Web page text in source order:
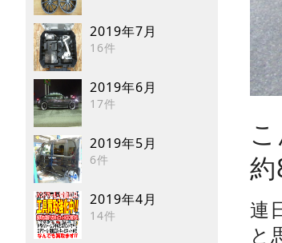
2019年7月
16件
2019年6月
17件
2019年5月
6件
2019年4月
14件
連
と